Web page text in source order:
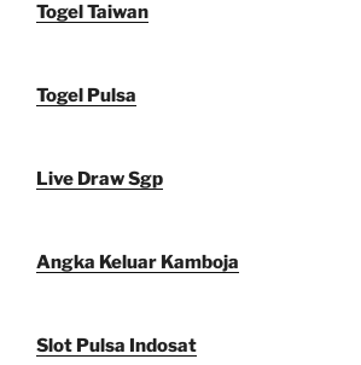
Togel Taiwan
Togel Pulsa
Live Draw Sgp
Angka Keluar Kamboja
Slot Pulsa Indosat